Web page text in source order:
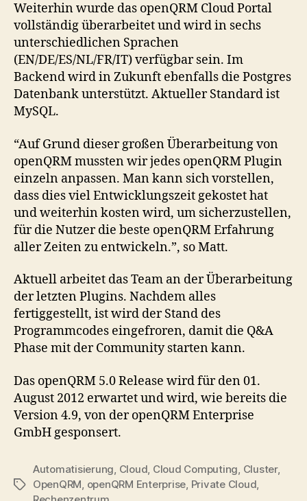
Weiterhin wurde das openQRM Cloud Portal
vollständig überarbeitet und wird in sechs
unterschiedlichen Sprachen
(EN/DE/ES/NL/FR/IT) verfügbar sein. Im
Backend wird in Zukunft ebenfalls die Postgres
Datenbank unterstützt. Aktueller Standard ist
MySQL.
“Auf Grund dieser großen Überarbeitung von
openQRM mussten wir jedes openQRM Plugin
einzeln anpassen. Man kann sich vorstellen,
dass dies viel Entwicklungszeit gekostet hat
und weiterhin kosten wird, um sicherzustellen,
für die Nutzer die beste openQRM Erfahrung
aller Zeiten zu entwickeln.”, so Matt.
Aktuell arbeitet das Team an der Überarbeitung
der letzten Plugins. Nachdem alles
fertiggestellt, ist wird der Stand des
Programmcodes eingefroren, damit die Q&A
Phase mit der Community starten kann.
Das openQRM 5.0 Release wird für den 01.
August 2012 erwartet und wird, wie bereits die
Version 4.9, von der openQRM Enterprise
GmbH gesponsert.
Tags
Automatisierung Cloud Cloud Computing Cluster,
OpenQRM openQRM Enterprise Private Cloud